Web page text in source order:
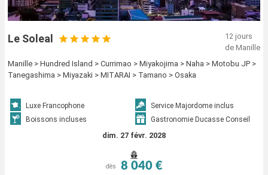
Le Soleal
12 jours
de Manille
Manille > Hundred Island > Currimao > Miyakojima > Naha > Motobu JP >
Tanegashima > Miyazaki > MITARAI > Tamano > Osaka
Luxe Francophone
Service Majordome inclus
Boissons incluses
Gastronomie Ducasse Conseil
dim. 27 févr. 2028
dès 8 040 €